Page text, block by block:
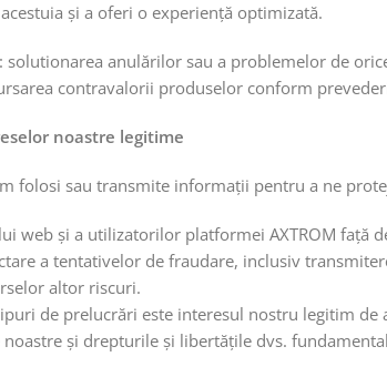
și a oferi o experiență optimizată.
: solutionarea anulărilor sau a problemelor de
contravalorii produselor conform
noastre legitime
folosi sau transmite informații pentru a ne
web și a utilizatorilor platformei AXTROM față
a tentativelor de fraudare, inclusiv
altor riscuri.
de prelucrări este interesul nostru legitim
și drepturile și libertățile dvs.